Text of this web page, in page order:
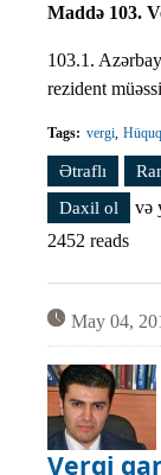
Maddə 103.
103.1.
rezident
Tags: vergi Hüquq
Ətraflı Vergi
Daxil ol
və
2452 reads
May 04,
Vergi